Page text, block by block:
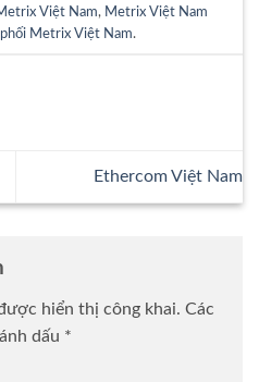
Việt Nam, Metrix Việt Nam
phối Metrix Việt Nam.
Ethercom Việt Nam
hiển thị công khai. Các
dấu *